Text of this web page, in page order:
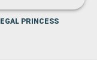
PRINCESS